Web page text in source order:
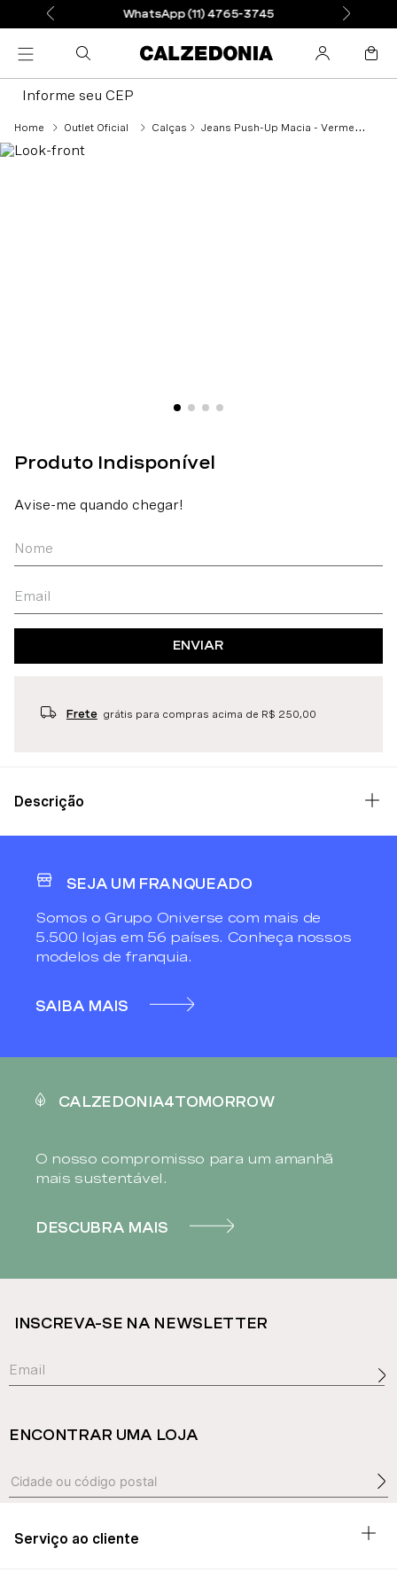
WhatsApp (11) 4765-3745
Informe seu CEP
Outlet Oficial Calças Jeans Push-Up Macia - Vermelho
ENVIAR
Frete grátis para compras acima de R$ 250,00
Descrição
SEJA UM FRANQUEADO
Somos o Grupo Oniverse com mais de
5.500 lojas em 56 países. Conheça nossos
modelos de franquia.
SAIBA MAIS
CALZEDONIA4TOMORROW
O nosso compromisso para um amanhã
mais sustentável.
DESCUBRA MAIS
INSCREVA-SE NA NEWSLETTER
ENCONTRAR UMA LOJA
Serviço ao cliente